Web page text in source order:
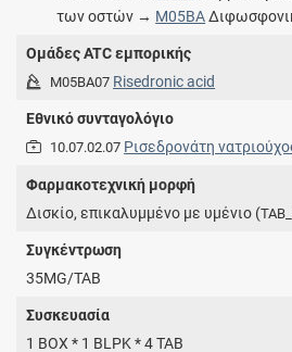
των οστών → M05BA
Ομάδες ATC εμπορικής
M05BA07 Risedronic acid
Εθνικό συνταγολόγιο
10.07.02.07 Ρισεδρονάτη
Φαρμακοτεχνική μορφή
Δισκίο, επικαλυμμένο με υμένιο (
Συγκέντρωση
35MG/TAB
Συσκευασία
1 BOX * 1 BLPK * 4 TAB